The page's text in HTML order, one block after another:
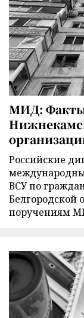
МИД: Факты
Российские
ВСУ по
Белгородской
поручениям